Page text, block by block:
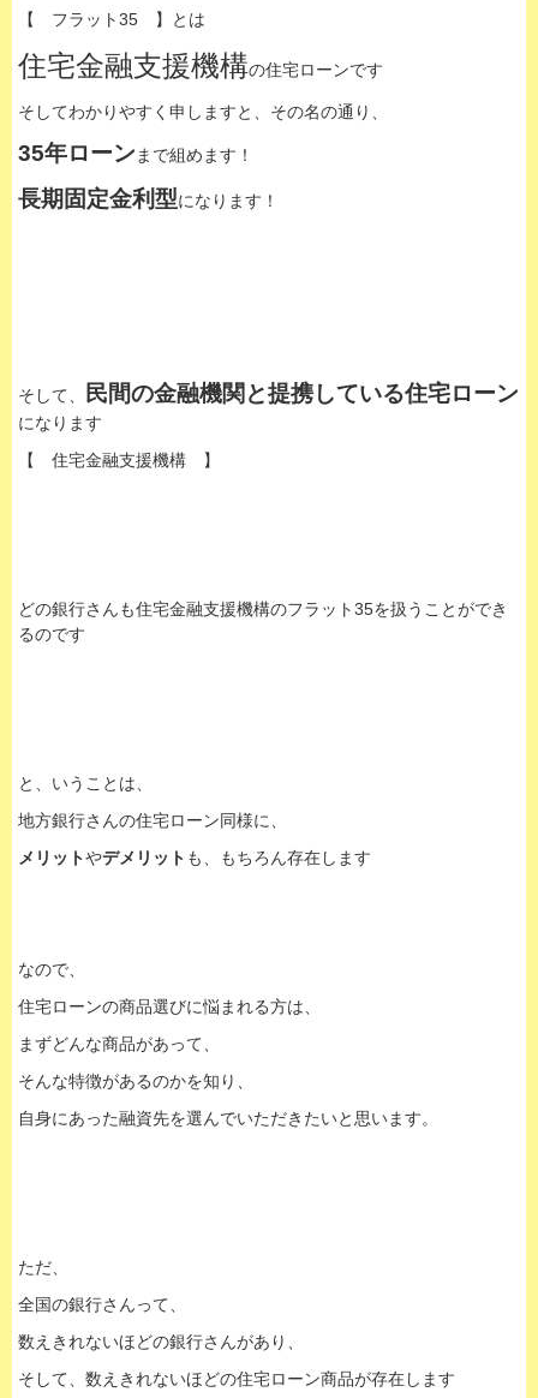
【 フラット35 】とは
住宅金融支援機構の住宅ローンです
そしてわかりやすく申しますと、その名の通り、
35年ローン まで組めます！
長期固定金利型になります！
そして、 民間の金融機関と提携している住宅ローン
になります
【 住宅金融支援機構 】
どの銀行さんも住宅金融支援機構のフラット35を扱うことができ
るのです
と、いうことは、
地方銀行さんの住宅ローン同様に、
メリットやデメリット も、もちろん存在します
なので、
住宅ローンの商品選びに悩まれる方は、
まずどんな商品があって、
そんな特徴があるのかを知り、
自身にあった融資先を選んでいただきたいと思います。
ただ、
全国の銀行さんって、
数えきれないほどの銀行さんがあり、
そして、数えきれないほどの住宅ローン商品が存在します